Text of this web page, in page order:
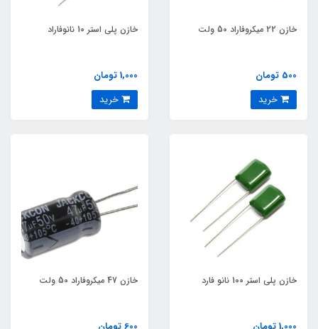
خازن 22 میکروفاراد 50 ولت
500 تومان
خازن پلی استر 10 نانوفاراد
1,000 تومان
خازن پلی استر 100 نانو فارد خازن 47 میکروفاراد 50 ولت